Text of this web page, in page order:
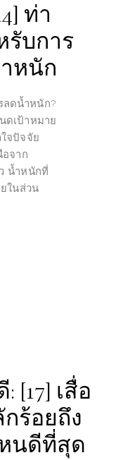
ท่า
รับการ
หนัก
ลดน้ำหนัก?
ดเป้าหมาย
จปัจจัย
อจาก
น้ำหนักที่
ในส่วน
[17] เสื่อ
ร้อยถึง
นดีที่สุด